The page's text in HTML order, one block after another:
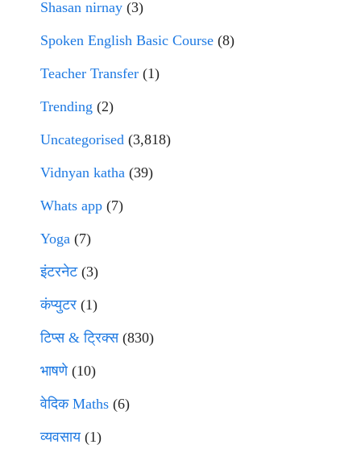
Shasan nirnay (3)
Spoken English Basic Course (8)
Teacher Transfer (1)
Trending (2)
Uncategorised (3,818)
Vidnyan katha (39)
Whats app (7)
Yoga (7)
इंटरनेट(3)
कंप्युटर (1)
टिप्स & ट्रिक्स(830)
भाषणे(10)
वेदिक Maths (6)
व्यवसाय(1)